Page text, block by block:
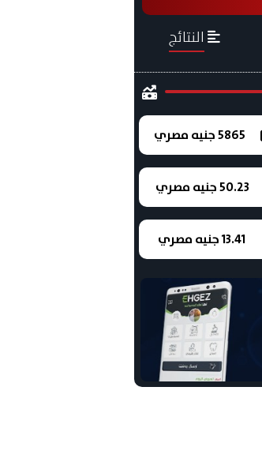
النتائج
5865 جنيه مصري
50.23 جنيه مصري
13.41 جنيه مصري